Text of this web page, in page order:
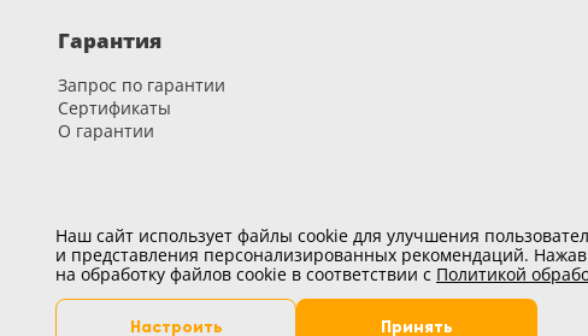
Наш сайт использует файлы cookie для улучшения
и представления персонализированных рекомендаций.
на обработку файлов cookie в соответствии с Политикой
Настроить Принять
Гарантия
Запрос по гарантии
Сертификаты
О гарантии
Вакансии
Развитие и обучение
Показать все 25 серий
Цвет
Бежевый
Капучино